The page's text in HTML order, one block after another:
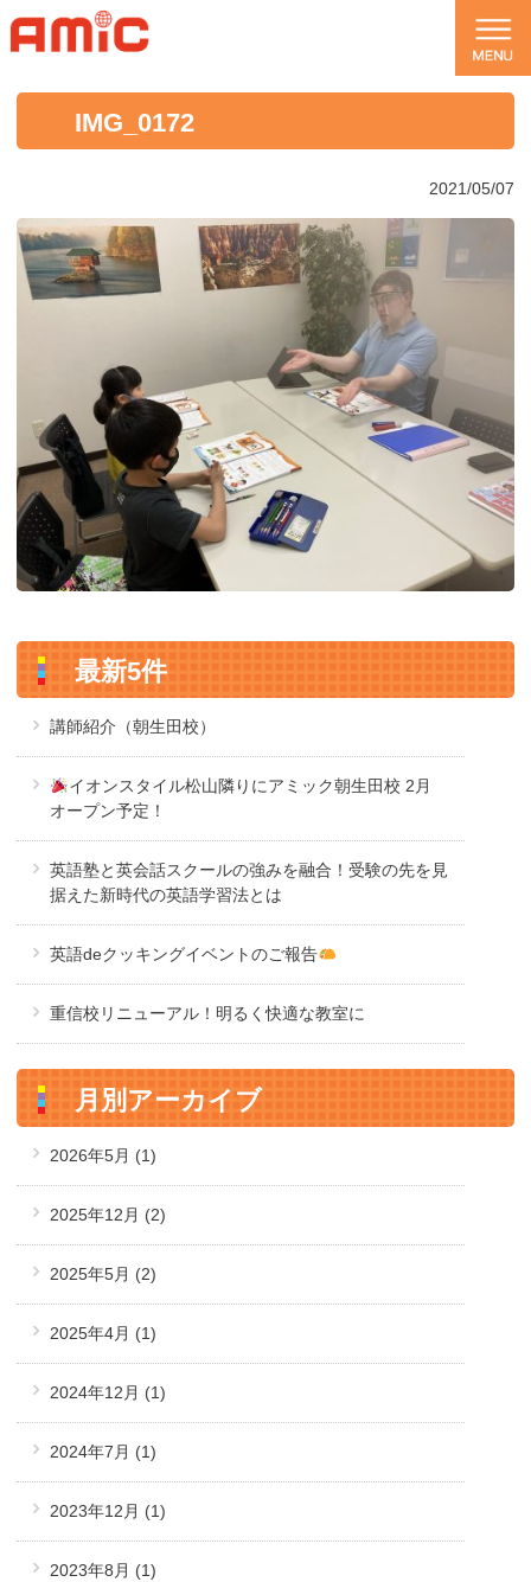
IMG_0172
2021/05/07
最新5件
講師紹介（朝生田校）
イオンスタイル松山隣りにアミック朝生田校 2月
オープン予定！
英語塾と英会話スクールの強みを融合！受験の先を見
据えた新時代の英語学習法とは
英語deクッキングイベントのご報告
重信校リニューアル！明るく快適な教室に
月別アーカイブ
2026年5月 (1)
2025年12月 (2)
2025年5月 (2)
2025年4月 (1)
2024年12月 (1)
2024年7月 (1)
2023年12月 (1)
2023年8月 (1)